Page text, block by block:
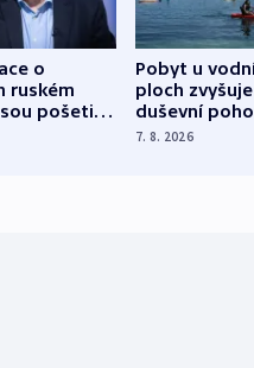
o
ruském
pošetilé,
Pobyt u
ploch zvyšuje
duševní
ukázala
7. 8. 2026